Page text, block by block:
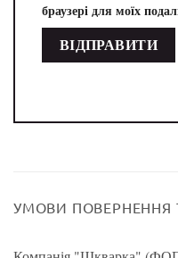
браузері для моїх
УМОВИ ПОВЕРНЕННЯ